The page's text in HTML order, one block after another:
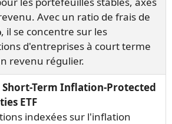
Avec un ratio de frais de
, il se concentre sur les
d'entreprises à court terme
revenu régulier.
Short-Term Inflation-Protected
ETF
indexées sur l'inflation